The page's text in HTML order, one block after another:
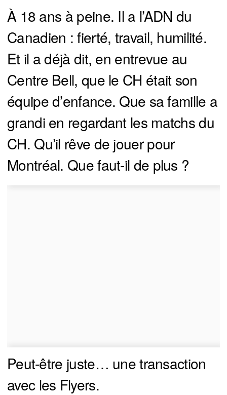
À 18 ans à peine. Il a l’ADN du
Canadien : fierté, travail, humilité.
Et il a déjà dit, en entrevue au
Centre Bell, que le CH était son
équipe d’enfance. Que sa famille a
grandi en regardant les matchs du
CH. Qu’il rêve de jouer pour
Montréal. Que faut-il de plus ?
Peut-être juste… une transaction
avec les Flyers.